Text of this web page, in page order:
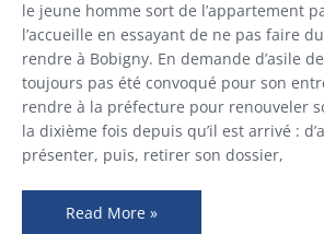
le jeune homme sort de l’appartement
l’accueille en essayant de ne pas faire
rendre à Bobigny. En demande d’asile
toujours pas été convoqué pour son
rendre à la préfecture pour renouveler
la dixième fois depuis qu’il est arrivé :
présenter, puis, retirer son dossier,
de
demandeur
d’asile
Read More »